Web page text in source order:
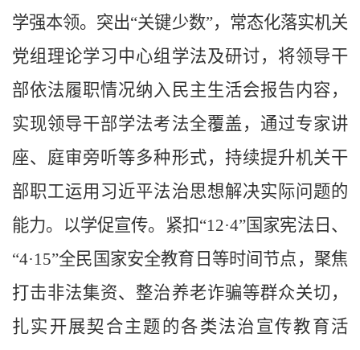
学强本领。突出“关键少数”，常态化落实机关
党组理论学习中心组学法及研讨，将领导干
部依法履职情况纳入民主生活会报告内容，
实现领导干部学法考法全覆盖，通过专家讲
座、庭审旁听等多种形式，持续提升机关干
部职工运用习近平法治思想解决实际问题的
能力。以学促宣传。紧扣“12·4”国家宪法日、
“4·15”全民国家安全教育日等时间节点，聚焦
打击非法集资、整治养老诈骗等群众关切，
扎实开展契合主题的各类法治宣传教育活